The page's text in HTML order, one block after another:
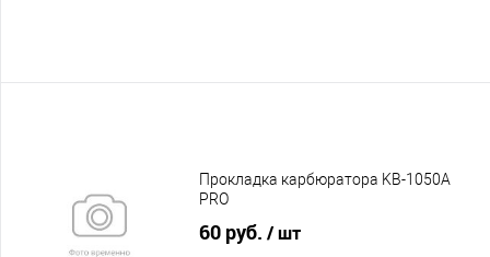
Прокладка карбюратора KB-1050A
PRO
60 руб. / шт